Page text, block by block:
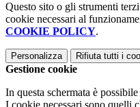
Questo sito o gli strumenti
cookie necessari al
COOKIE POLICY.
Personalizza Rifiuta tutti i
Gestione cookie
In questa schermata è